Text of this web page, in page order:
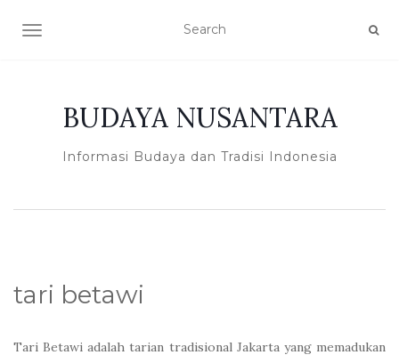
TOGGLE NAVIGATION
BUDAYA NUSANTARA
Informasi Budaya dan Tradisi Indonesia
tari betawi
Tari Betawi adalah tarian tradisional Jakarta yang memadukan